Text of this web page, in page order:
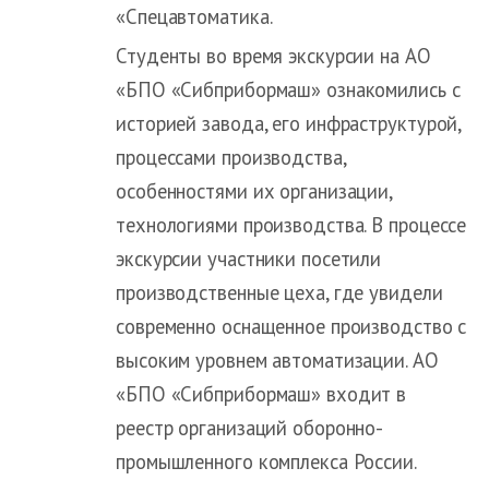
«Спецавтоматика.
Студенты во время экскурсии на АО
«БПО «Сибприбормаш» ознакомились с
историей завода, его инфраструктурой,
процессами производства,
особенностями их организации,
технологиями производства. В процессе
экскурсии участники посетили
производственные цеха, где увидели
современно оснащенное производство с
высоким уровнем автоматизации. АО
«БПО «Сибприбормаш» входит в
реестр организаций оборонно-
промышленного комплекса России.